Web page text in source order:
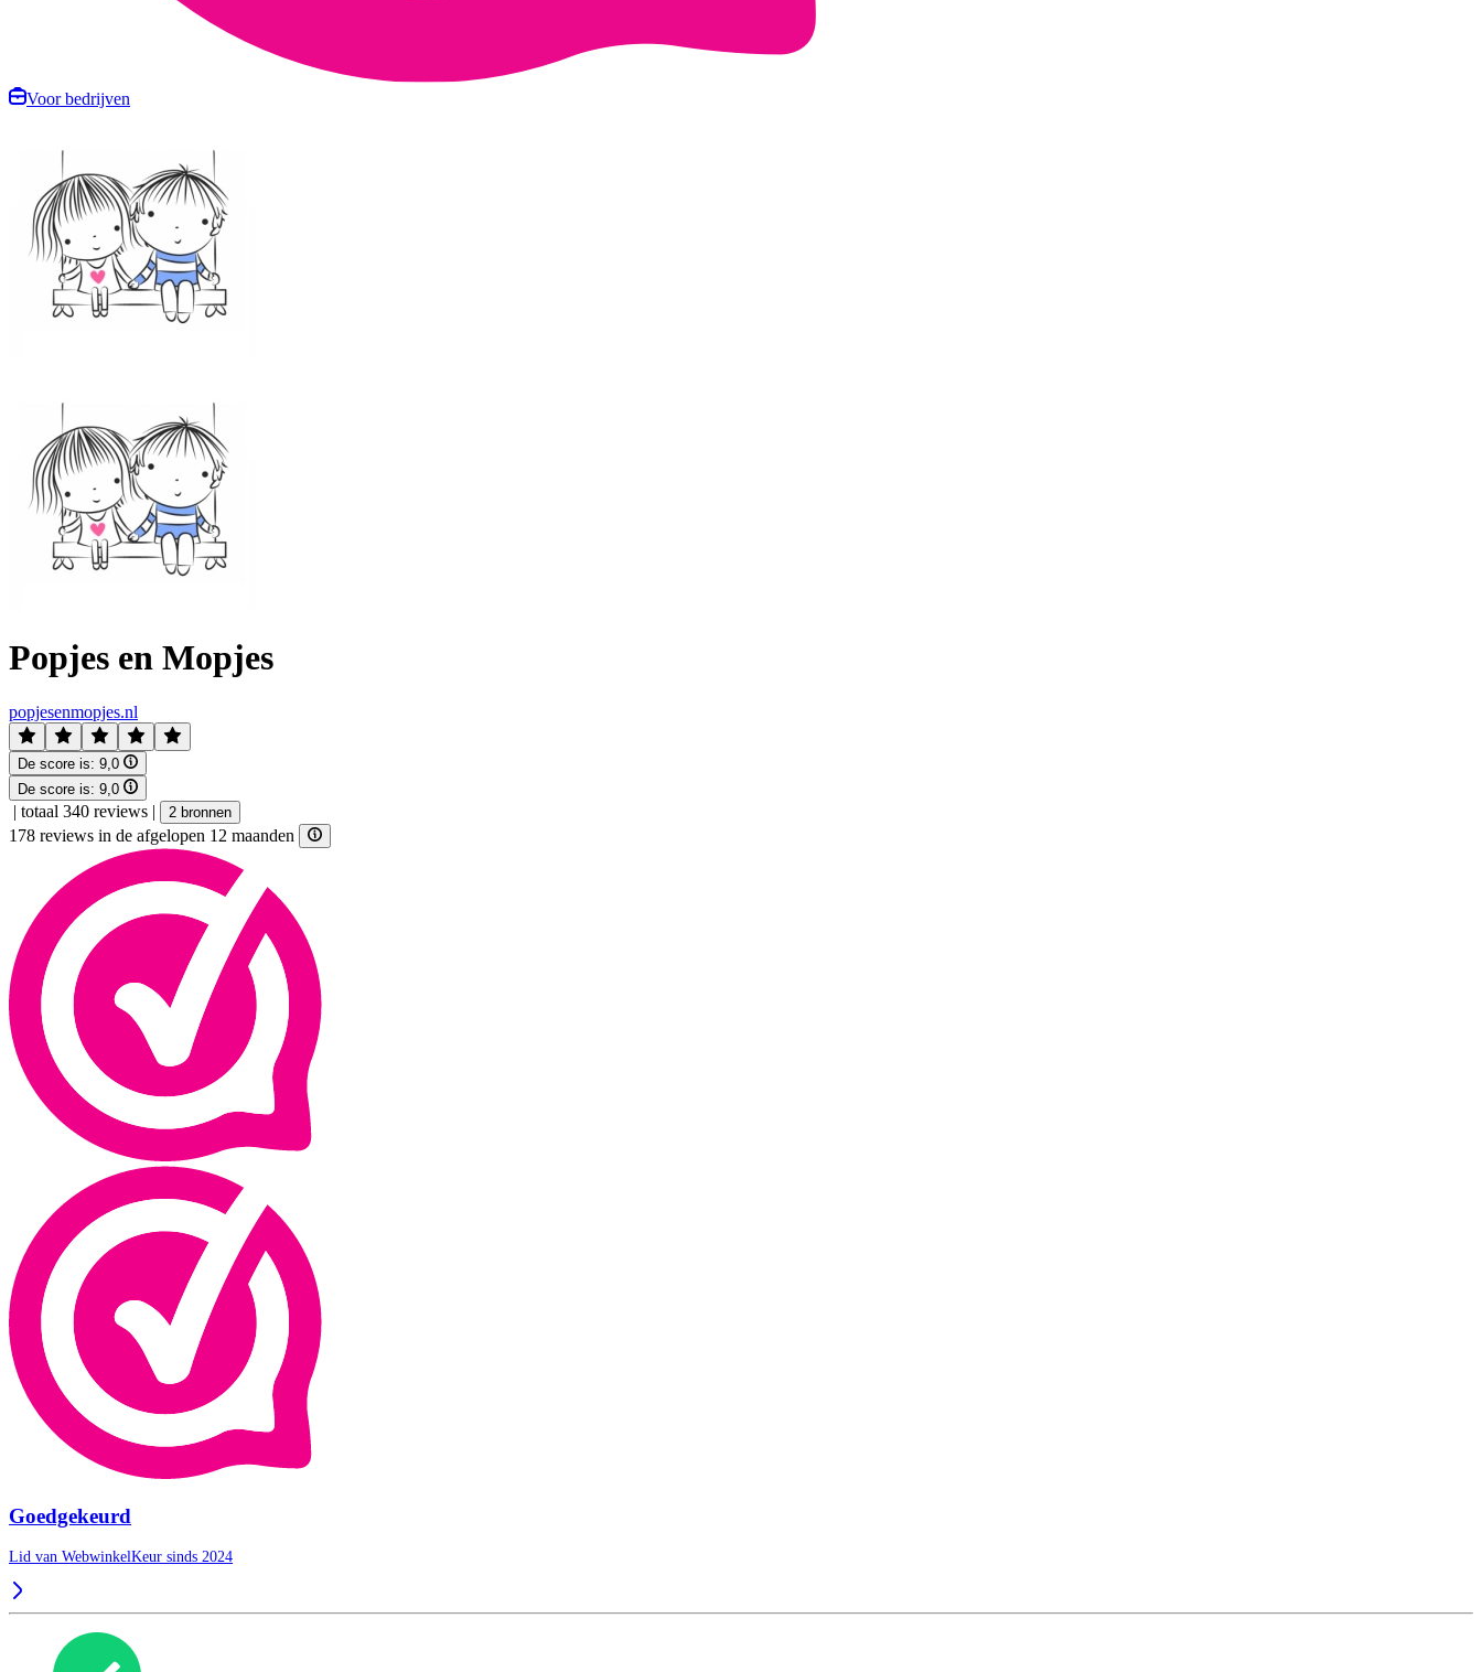
Voor bedrijven
Popjes en Mopjes
popjesenmopjes.nl
De score is: 9,0
De score is: 9,0
| totaal 340 reviews | 2 bronnen
178 reviews in de afgelopen 12 maanden
Goedgekeurd
Lid van WebwinkelKeur sinds 2024